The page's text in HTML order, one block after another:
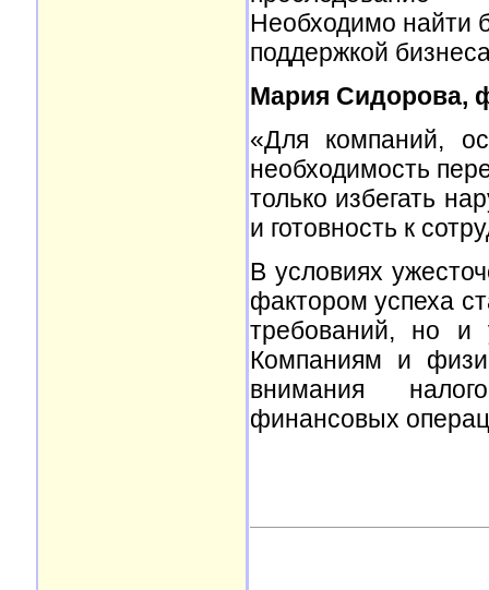
Необходимо найти
поддержкой
Мария Сидорова,
«Для компаний,
необходимость
только избегать
и готовность к
В условиях
фактором успеха
требований, но и
Компаниям и
внимания
финансовых